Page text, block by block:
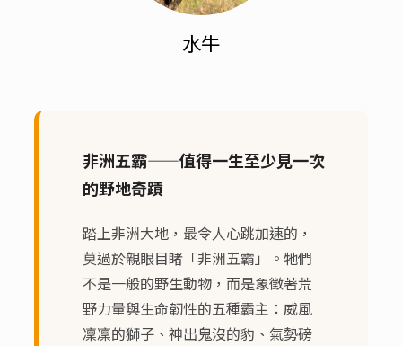
水牛
非洲五霸——值得一生至少見一次
的野地奇蹟
踏上非洲大地，最令人心跳加速的，
莫過於親眼目睹「非洲五霸」。牠們
不是一般的野生動物，而是象徵著荒
野力量與生命韌性的五種霸主：威風
凜凜的獅子、神出鬼沒的豹、氣勢磅